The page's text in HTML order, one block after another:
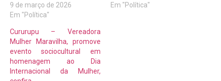
9 de março de 2026
Em "Política"
Em "Política"
Cururupu – Vereadora
Mulher Maravilha, promove
evento sociocultural em
homenagem ao Dia
Internacional da Mulher,